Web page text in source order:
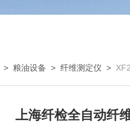
> 粮油设备 > 纤维测定仪 >
上海纤检全自动纤